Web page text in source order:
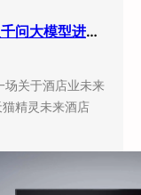
天猫精灵AI未来酒店5.0落地：通义千问大模型进驻客房，酒店业迎来”数字员工”时代
场关于酒店业未来
精灵未来酒店